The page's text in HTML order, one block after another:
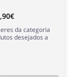
da categoria
desejados a